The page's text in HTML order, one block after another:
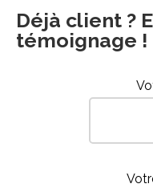
Déjà client ?
témoignage !